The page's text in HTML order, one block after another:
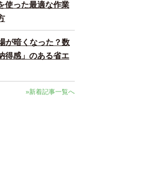
使った最適な作業
が暗くなった？数
得感」のある省エ
»新着記事一覧へ